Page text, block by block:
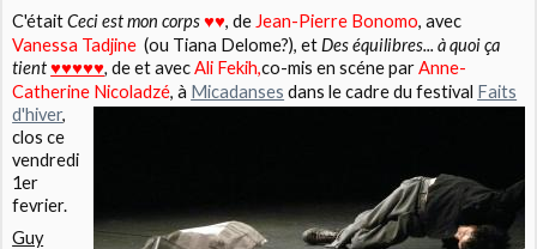
C'étaitCeci est mon corps♥♥, de Jean-Pierre Bonomo, avec
Vanessa Tadjine (ou Tiana Delome?), etDes équilibres... à quoi ça
tient♥♥♥♥♥, de et avecAli Fekih,co-mis en scéne parAnne-
Catherine Nicoladzé, à Micadanses dans le cadre du festival Faits
d'hiver,
clos ce
vendredi
1er
fevrier.
Guy